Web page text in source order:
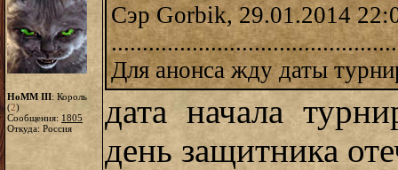
HoMM III: Король
(2)
Сообщения: 1805
Откуда: Россия
Сэр Gorbik, 29.01.2014
Для анонса жду даты
дата начала
день защитника